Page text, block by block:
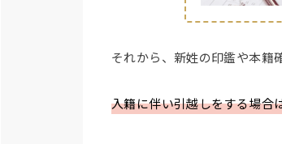
それから、新姓の印鑑や本籍
入籍に伴い引越しをする場合